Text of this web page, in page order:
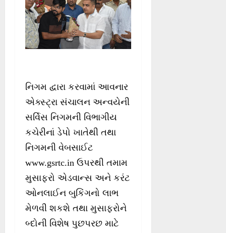
નિગમ દ્વારા કરવામાં આવનાર
એક્સ્ટ્રા સંચાલન અન્વયેની
સર્વિસ નિગમની વિભાગીય
કચેરીનાં ડેપો ખાતેથી તથા
નિગમની વેબસાઈટ
www.gsrtc.in ઉપરથી તમામ
મુસાફરો એડવાન્સ અને કરંટ
ઓનલાઈન બુકિંગનો લાભ
મેળવી શકશે તથા મુસાફરોને
બ્દોની વિશેષ પુછપરછ માટે